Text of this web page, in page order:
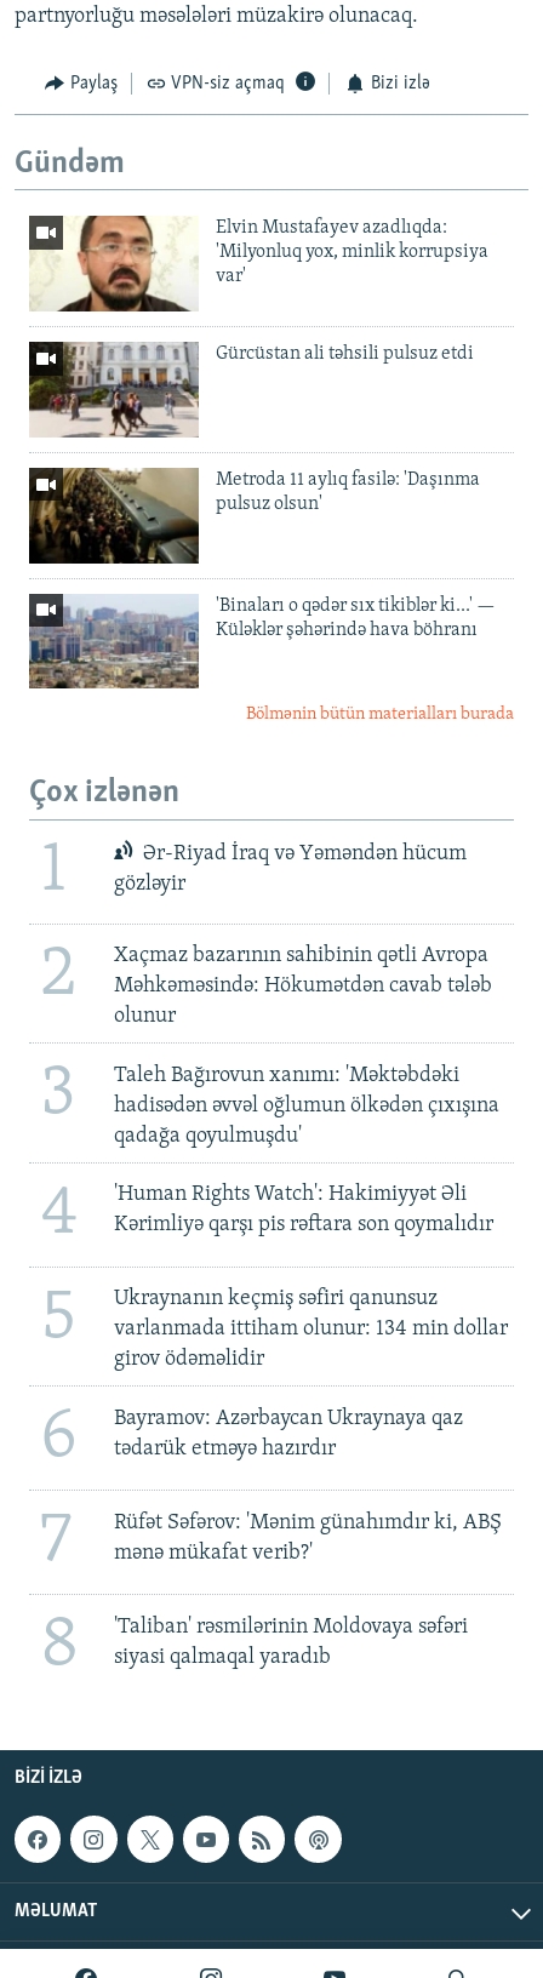
partnyorluğu məsələləri müzakirə olunacaq.
Paylaş VPN-siz açmaq Bizi izlə
Gündəm
Elvin Mustafayev azadlıqda:
'Milyonluq yox, minlik korrupsiya
var'
Gürcüstan ali təhsili pulsuz etdi
Metroda 11 aylıq fasilə: 'Daşınma
pulsuz olsun'
'Binaları o qədər sıx tikiblər ki...' —
Küləklər şəhərində hava böhranı
Bölmənin bütün materialları burada
Çox izlənən
1
Ər-Riyad İraq və Yəməndən hücum
gözləyir
2
Xaçmaz bazarının sahibinin qətli Avropa
Məhkəməsində: Hökumətdən cavab tələb
olunur
3
Taleh Bağırovun xanımı: 'Məktəbdəki
hadisədən əvvəl oğlumun ölkədən çıxışına
qadağa qoyulmuşdu'
4
'Human Rights Watch': Hakimiyyət Əli
Kərimliyə qarşı pis rəftara son qoymalıdır
5
Ukraynanın keçmiş səfiri qanunsuz
varlanmada ittiham olunur: 134 min dollar
girov ödəməlidir
6
Bayramov: Azərbaycan Ukraynaya qaz
tədarük etməyə hazırdır
7
Rüfət Səfərov: 'Mənim günahımdır ki, ABŞ
mənə mükafat verib?'
8
'Taliban' rəsmilərinin Moldovaya səfəri
siyasi qalmaqal yaradıb
BIZI IZLƏ
MƏLUMAT